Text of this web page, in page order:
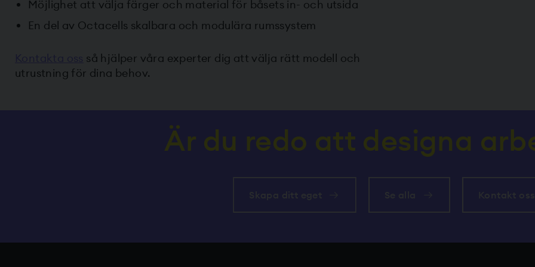
Möjlighet att välja färger och material för båsets in- och utsida
En del av Octacells skalbara och modulära rumssystem
så hjälper våra experter dig att välja rätt modell och
utrustning för dina behov.
Är du redo att designa